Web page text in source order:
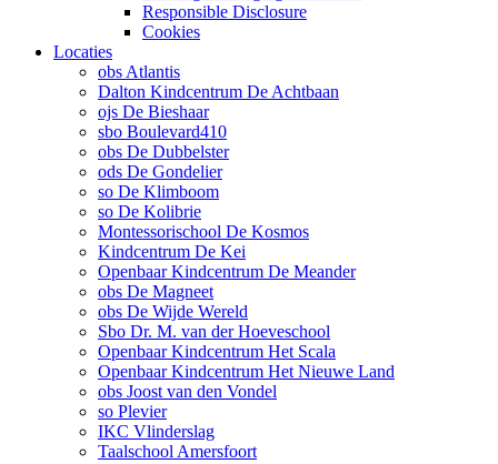
Responsible Disclosure
Cookies
Locaties
obs Atlantis
Dalton Kindcentrum De Achtbaan
ojs De Bieshaar
sbo Boulevard410
obs De Dubbelster
ods De Gondelier
so De Klimboom
so De Kolibrie
Montessorischool De Kosmos
Kindcentrum De Kei
Openbaar Kindcentrum De Meander
obs De Magneet
obs De Wijde Wereld
Sbo Dr. M. van der Hoeveschool
Openbaar Kindcentrum Het Scala
Openbaar Kindcentrum Het Nieuwe Land
obs Joost van den Vondel
so Plevier
IKC Vlinderslag
Taalschool Amersfoort